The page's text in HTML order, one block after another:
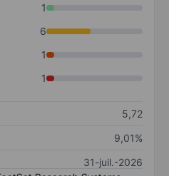
1
6
1
1
5,72
9,01%
31-juil.-2026